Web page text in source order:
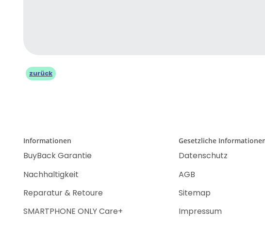
zurück
Informationen
BuyBack Garantie
Nachhaltigkeit
Reparatur & Retoure
SMARTPHONE ONLY Care+
Gesetzliche
Datenschutz
AGB
Sitemap
Impressum